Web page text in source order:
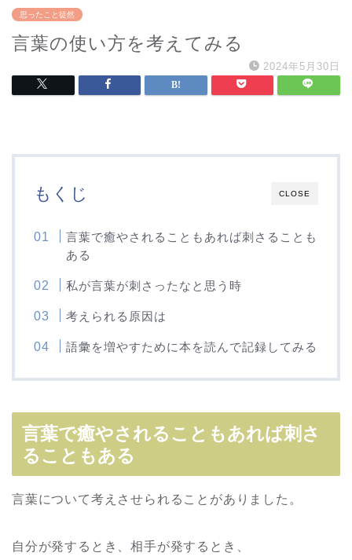
思ったこと徒然
言葉の使い方を考えてみる
2024年5月30日
CLOSE
もくじ
言葉で癒やされることもあれば刺さることも
ある
私が言葉が刺さったなと思う時
考えられる原因は
語彙を増やすために本を読んで記録してみる
言葉で癒やされることもあれば刺さ
ることもある
言葉について考えさせられることがありました。
自分が発するとき、相手が発するとき、